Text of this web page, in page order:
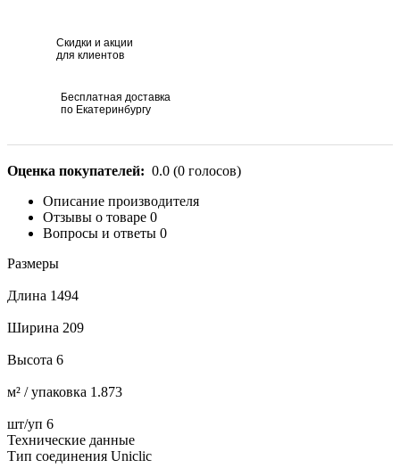
Скидки и акции
для клиентов
Бесплатная доставка
по Екатеринбургу
Оценка покупателей: 0.0 (0 голосов)
Описание производителя
Отзывы о товаре 0
Вопросы и ответы 0
Размеры
Длина 1494
Ширина 209
Высота 6
м² / упаковка 1.873
шт/уп 6
Технические данные
Тип соединения Uniclic